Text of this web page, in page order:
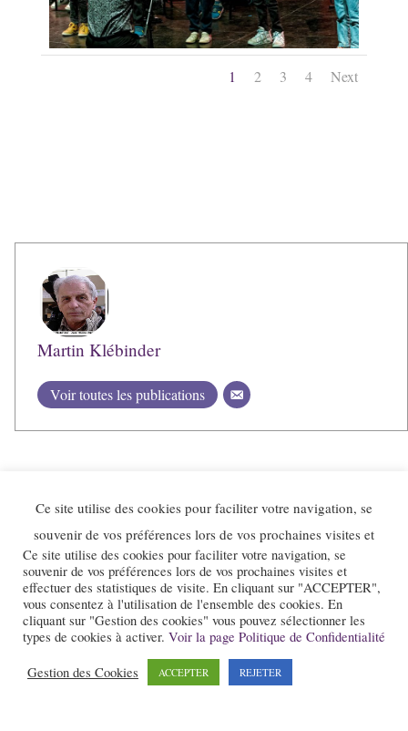
1 2 3 4 Next
Martin Klébinder
Voir toutes les publications
Le site et la newsletter Jazz-Rhone-Alpes.com sont édités par l’association
« Loi 1901 » « Jazz en Rhône-Alpes » qui a pour objet la promotion du
jazz dans notre région.
Ce site utilise des cookies pour faciliter votre navigation, se
souvenir de vos préférences lors de vos prochaines visites et
Ce site utilise des cookies pour faciliter votre navigation, se
souvenir de vos préférences lors de vos prochaines visites et
effectuer des statistiques de visite. En cliquant sur "ACCEPTER",
vous consentez à l'utilisation de l'ensemble des cookies. En
cliquant sur "Gestion des cookies" vous pouvez sélectionner les
types de cookies à activer. Voir la page Politique de Confidentialité
Gestion des Cookies ACCEPTER REJETER